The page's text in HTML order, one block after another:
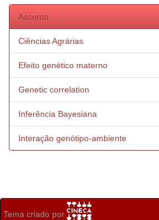
Assunto
Ciências Agrárias
Efeito genético materno
Genetic correlation
Inferência Bayesiana
Interação genótipo-ambiente
Tema criado por